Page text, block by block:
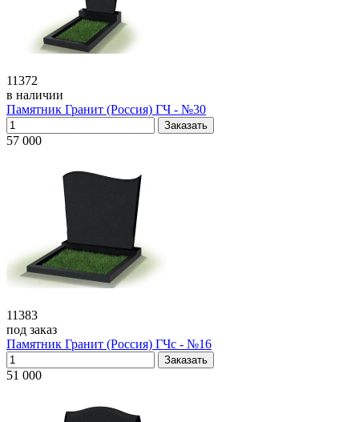
11372
в наличии
Памятник Гранит (Россия) ГЧ - №30
57 000
11383
под заказ
Памятник Гранит (Россия) ГЧс - №16
51 000